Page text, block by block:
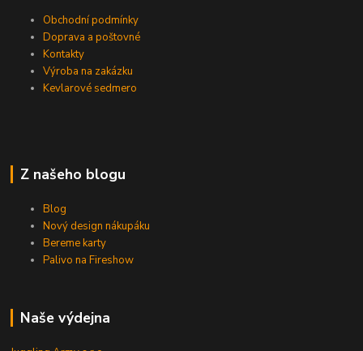
Obchodní podmínky
Doprava a poštovné
Kontakty
Výroba na zakázku
Kevlarové sedmero
Z našeho blogu
Blog
Nový design nákupáku
Bereme karty
Palivo na Fireshow
Naše výdejna